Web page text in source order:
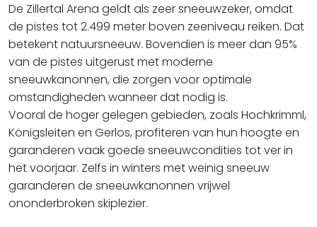
De Zillertal Arena geldt als zeer sneeuwzeker, omdat
de pistes tot 2.499 meter boven zeeniveau reiken. Dat
betekent natuursneeuw. Bovendien is meer dan 95%
van de pistes uitgerust met moderne
sneeuwkanonnen, die zorgen voor optimale
omstandigheden wanneer dat nodig is.
Vooral de hoger gelegen gebieden, zoals Hochkrimml,
Königsleiten en Gerlos, profiteren van hun hoogte en
garanderen vaak goede sneeuwcondities tot ver in
het voorjaar. Zelfs in winters met weinig sneeuw
garanderen de sneeuwkanonnen vrijwel
ononderbroken skiplezier.